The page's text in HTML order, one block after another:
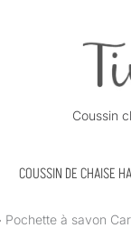
Coussin
COUSSIN DE CHAISE
Pochette à savon